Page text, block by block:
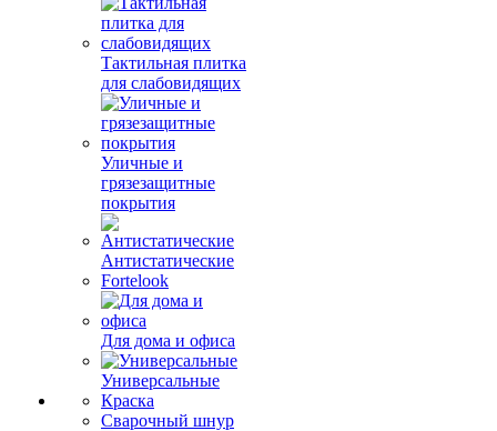
Тактильная плитка
для слабовидящих
Уличные и
грязезащитные
покрытия
Антистатические
Fortelook
Для дома и офиса
Универсальные
Краска
Сварочный шнур